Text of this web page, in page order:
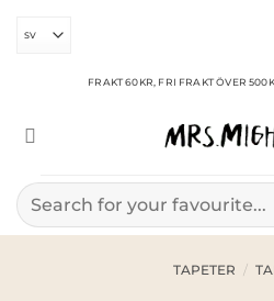
content
FRAKT 60KR, FRI FRAKT ÖVER
Sök
efter:
TAPETER /